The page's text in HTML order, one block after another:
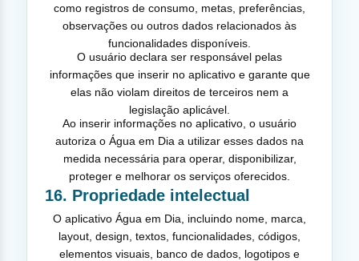
como registros de consumo, metas, preferências,
observações ou outros dados relacionados às
funcionalidades disponíveis.
O usuário declara ser responsável pelas
informações que inserir no aplicativo e garante que
elas não violam direitos de terceiros nem a
legislação aplicável.
Ao inserir informações no aplicativo, o usuário
autoriza o Água em Dia a utilizar esses dados na
medida necessária para operar, disponibilizar,
proteger e melhorar os serviços oferecidos.
16. Propriedade intelectual
O aplicativo Água em Dia, incluindo nome, marca,
layout, design, textos, funcionalidades, códigos,
elementos visuais, banco de dados, logotipos e